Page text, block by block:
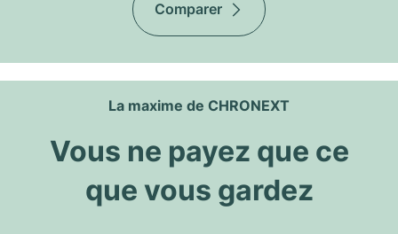
Comparer
La maxime de CHRONEXT
Vous ne payez que ce
que vous gardez